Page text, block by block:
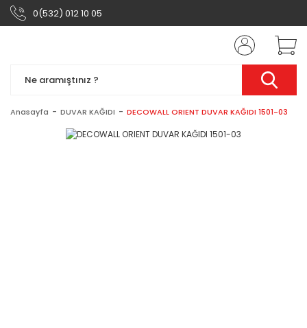
0(532) 012 10 05
Anasayfa DUVAR KAĞIDI DECOWALL ORIENT DUVAR KAĞIDI 1501-03